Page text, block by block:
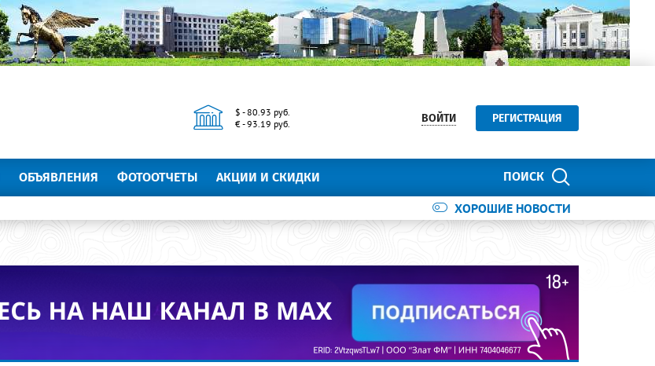
$ - 80.93 руб.
€ - 93.19 руб.
ВОЙТИ РЕГИСТРАЦИЯ
ПОИСК
ОБЪЯВЛЕНИЯ ФОТООТЧЕТЫ АКЦИИ И СКИДКИ
ХОРОШИЕ НОВОСТИ